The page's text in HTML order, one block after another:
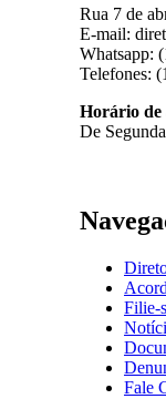
Rua 7 de
E-mail:
Whatsapp:
Telefones:
Horário de
De
Filie-
Fale